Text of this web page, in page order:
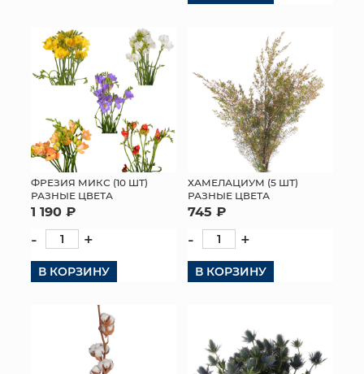
ФРЕЗИЯ МИКС (10 ШТ)
РАЗНЫЕ ЦВЕТА
1 190 ₽
- +
В КОРЗИНУ
ХАМЕЛАЦИУМ (5 ШТ)
РАЗНЫЕ ЦВЕТА
745 ₽
- +
В КОРЗИНУ